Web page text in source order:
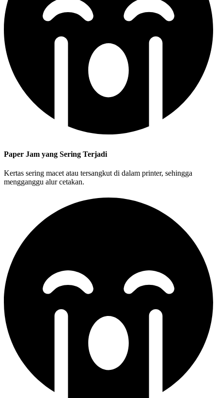
Paper Jam yang Sering Terjadi
Kertas sering macet atau tersangkut di dalam printer, sehingga
mengganggu alur cetakan.